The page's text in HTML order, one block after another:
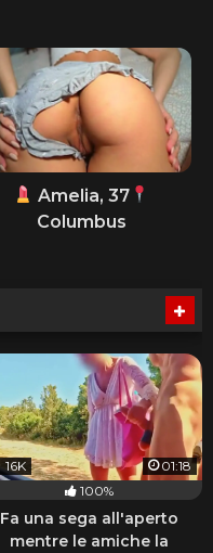
Amelia, 37
Columbus
16K
01:18
100%
Fa una sega all'aperto
mentre le amiche la